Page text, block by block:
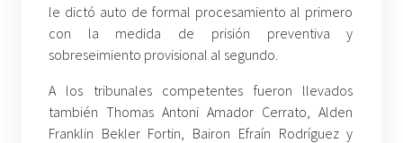
le dictó auto de formal procesamiento al primero
con la medida de prisión preventiva y
sobreseimiento provisional al segundo.
A los tribunales competentes fueron llevados
también Thomas Antoni Amador Cerrato, Alden
Franklin Bekler Fortin, Bairon Efraín Rodríguez y